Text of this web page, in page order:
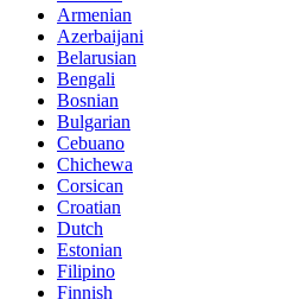
Armenian
Azerbaijani
Belarusian
Bengali
Bosnian
Bulgarian
Cebuano
Chichewa
Corsican
Croatian
Dutch
Estonian
Filipino
Finnish